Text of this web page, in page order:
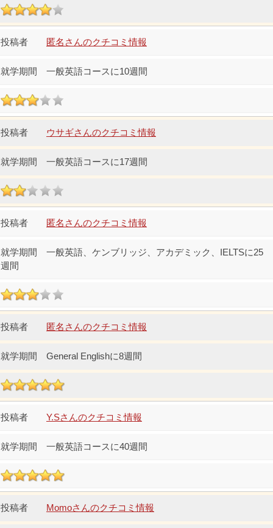
匿名さんのクチコミ情報
一般英語コースに10週間
ウサギさんのクチコミ情報
一般英語コースに17週間
匿名さんのクチコミ情報
一般英語、ケンブリッジ、アカデミック、IELTSに25
週間
匿名さんのクチコミ情報
General Englishに8週間
Y.Sさんのクチコミ情報
一般英語コースに40週間
Momoさんのクチコミ情報